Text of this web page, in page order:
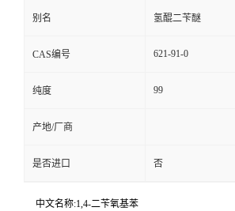
别名 氢醌二苄醚
CAS编号 621-91-0
纯度 99
产地/厂商
是否进口 否
中文名称:1,4-二苄氧基苯